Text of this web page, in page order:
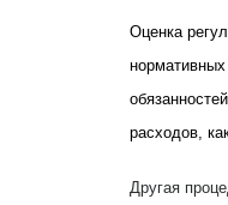
Оценка
расходов,
Другая